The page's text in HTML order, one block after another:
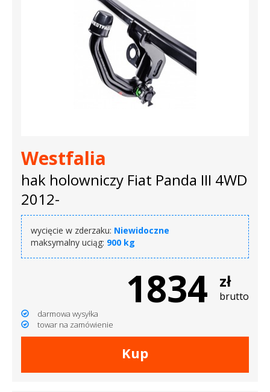
Westfalia
hak holowniczy Fiat Panda III 4WD
2012-
wycięcie w zderzaku: Niewidoczne
maksymalny uciąg: 900 kg
1834 zł
brutto
darmowa wysyłka
towar na zamówienie
Kup